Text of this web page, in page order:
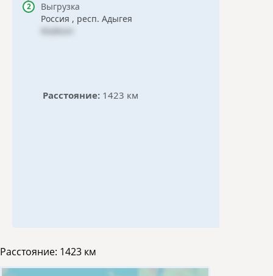
Выгрузка
Россия , респ. Адыгея
Майкоп
Расстояние: 1423 км
Расстояние: 1423 км